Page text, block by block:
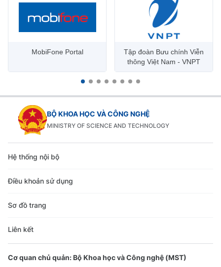
MobiFone Portal
Tập đoàn Bưu chính Viễn
thông Việt Nam - VNPT
BỘ KHOA HỌC VÀ CÔNG NGHỆ
MINISTRY OF SCIENCE AND TECHNOLOGY
Hệ thống nội bộ
Điều khoản sử dụng
Sơ đồ trang
Liên kết
Cơ quan chủ quản: Bộ Khoa học và Công nghệ (MST)